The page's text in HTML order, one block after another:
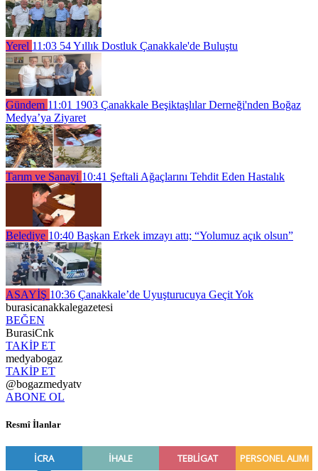
Yerel 11:03 54 Yıllık Dostluk Çanakkale'de Buluştu
Gündem 11:01 1903 Çanakkale Beşiktaşlılar Derneği'nden Boğaz
Medya’ya Ziyaret
Tarım ve Sanayi 10:41 Şeftali Ağaçlarını Tehdit Eden Hastalık
Belediye 10:40 Başkan Erkek imzayı attı; “Yolumuz açık olsun”
ASAYİŞ 10:36 Çanakkale’de Uyuşturucuya Geçit Yok
burasicanakkalegazetesi
BEĞEN
BurasiCnk
TAKİP ET
medyabogaz
TAKİP ET
@bogazmedyatv
ABONE OL
Resmî İlanlar